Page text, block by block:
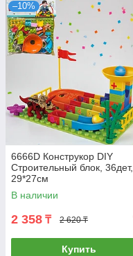
–10%
6666D Конструкор DIY
Строительный блок, 36дет,
29*27см
В наличии
2 358 ₸ 2 620 ₸
Купить